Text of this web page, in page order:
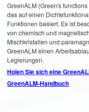
GreenALM (Green's
das auf einen
Funktionen basiert. Es ist
von chemisch und
Mischkristallen und
GreenALM einen
Legierungen.
Holen Sie sich eine
GreenALM-Handbuch